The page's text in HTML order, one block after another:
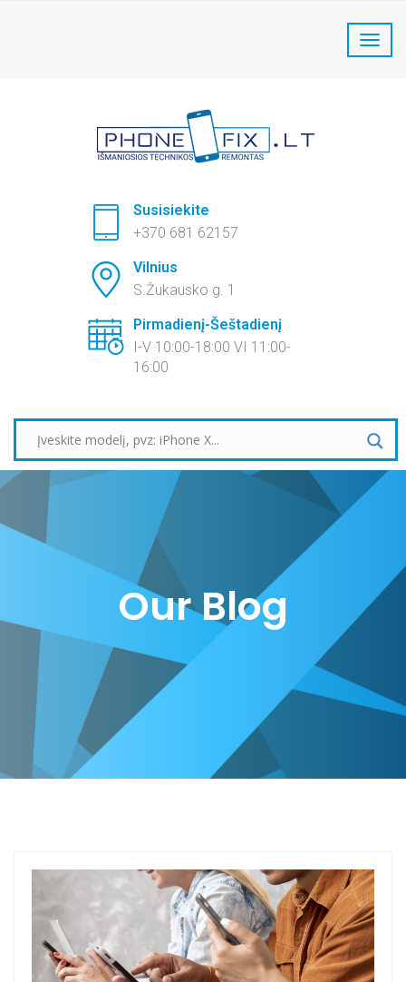
+370 681 62157
Susisiekite
+370 681 62157
Vilnius
S.Žukausko g. 1
Pirmadienį-Šeštadienį
I-V 10:00-18:00 VI 11:00-
16:00
Our Blog